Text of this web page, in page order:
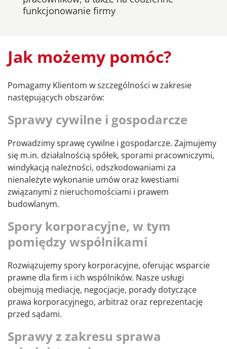
funkcjonowanie firmy
Jak możemy pomóc?
Pomagamy Klientom w szczególności w zakresie
następujących obszarów:
Sprawy cywilne i gospodarcze
Prowadzimy sprawę cywilne i gospodarcze. Zajmujemy
się m.in. działalnością spółek, sporami pracowniczymi,
windykacją należności, odszkodowaniami za
nienależyte wykonanie umów oraz kwestiami
związanymi z nieruchomościami i prawem
budowlanym.
Spory korporacyjne, w tym
pomiędzy wspólnikami
Rozwiązujemy spory korporacyjne, oferując wsparcie
prawne dla firm i ich wspólników. Nasze usługi
obejmują mediację, negocjacje, porady dotyczące
prawa korporacyjnego, arbitraż oraz reprezentację
przed sądami.
Sprawy z zakresu sprawa